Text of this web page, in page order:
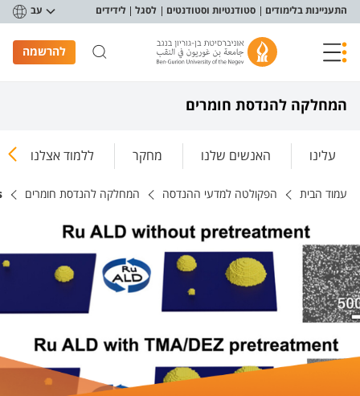
תפריט נגישות
התעניינות בלימודים סטודנטיות וסטודנטים לסגל לידידים עב
להרשמה
המחלקה להנדסת חומרים
עלינו האנשים שלנו מחקר ללמוד אצלנו
עמוד הבית הפקולטה למדעי ההנדסה המחלקה להנדסת חומרים